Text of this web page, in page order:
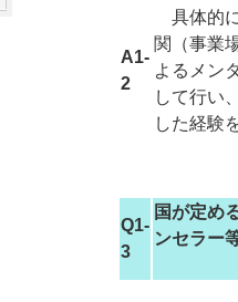
A1-
2
具体的
関（事業
よるメン
して行い
した経験
Q1-
3
国が定め
ンセラー